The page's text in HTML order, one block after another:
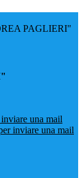
PAGLIERI"
una mail
inviare una mail